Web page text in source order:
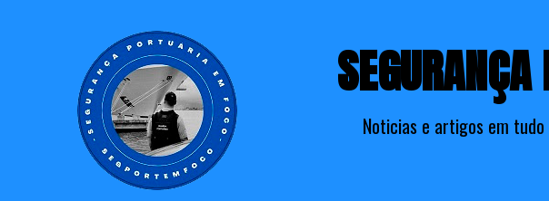
Noticias e artigos em